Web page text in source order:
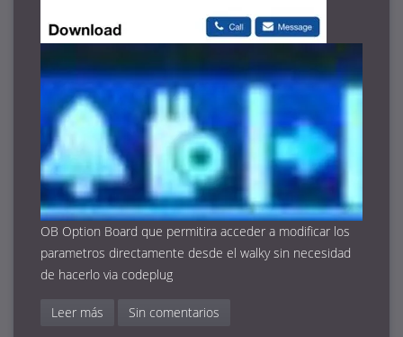
OB Option Board que permitira acceder a modificar los
parametros directamente desde el walky sin necesidad
de hacerlo via codeplug
Leer más Sin comentarios